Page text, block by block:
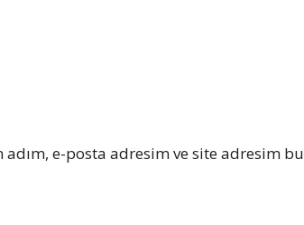
e-posta adresim ve site adresim bu